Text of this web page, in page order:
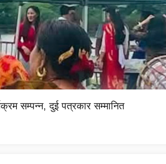
सम्पन्न, दुई पत्रकार सम्मानित